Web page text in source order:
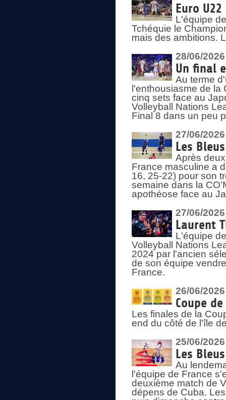
Euro
L'équipe
Tchéquie le
mais des ambitions.
28/06/2026
Un final
Au terme
l'enthousiasme de
cinq sets face au
Volleyball Nations
Final 8 dans un peu
27/06/2026
Les
Après
France masculine a
16, 25-22) pour son
semaine dans la
apothéose face au
27/06/2026
Laurent
L'équipe
Volleyball Nations
2024 par l'ancien
de son équipe
France.
26/06/2026
Coupe
Les finales de la
end du côté de l'île
25/06/2026
Les
Au
l'équipe de France
deuxième match de
dépens de Cuba.